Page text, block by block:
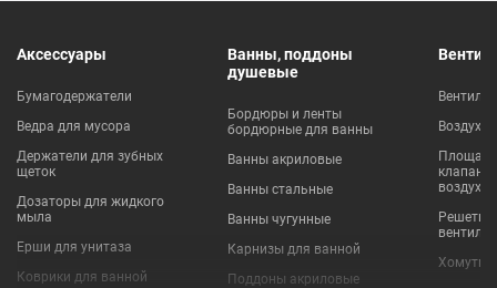
Аксессуары
Бумагодержатели
Ведра для мусора
Держатели для зубных
щеток
Дозаторы для жидкого
мыла
Ерши для унитаза
Коврики для ванной
Ванны, поддоны
душевые
Бордюры и ленты
бордюрные для ванны
Ванны акриловые
Ванны стальные
Ванны чугунные
Карнизы для ванной
Поддоны акриловые
клапаны
Решетки
Хомуты